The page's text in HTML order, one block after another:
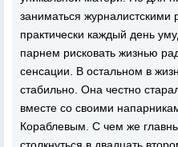
заниматься журналистскими
практически каждый день
парнем рисковать жизнью
сенсации. В остальном в
стабильно. Она честно
вместе со своими
Кораблевым. С чем же